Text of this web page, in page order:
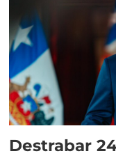
Destrabar